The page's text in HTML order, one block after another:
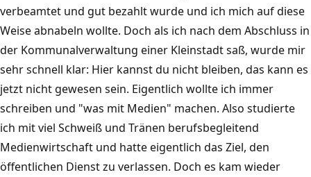
verbeamtet und gut bezahlt wurde und ich mich auf diese
Weise abnabeln wollte. Doch als ich nach dem Abschluss in
der Kommunalverwaltung einer Kleinstadt saß, wurde mir
sehr schnell klar: Hier kannst du nicht bleiben, das kann es
jetzt nicht gewesen sein. Eigentlich wollte ich immer
schreiben und "was mit Medien" machen. Also studierte
ich mit viel Schweiß und Tränen berufsbegleitend
Medienwirtschaft und hatte eigentlich das Ziel, den
öffentlichen Dienst zu verlassen. Doch es kam wieder